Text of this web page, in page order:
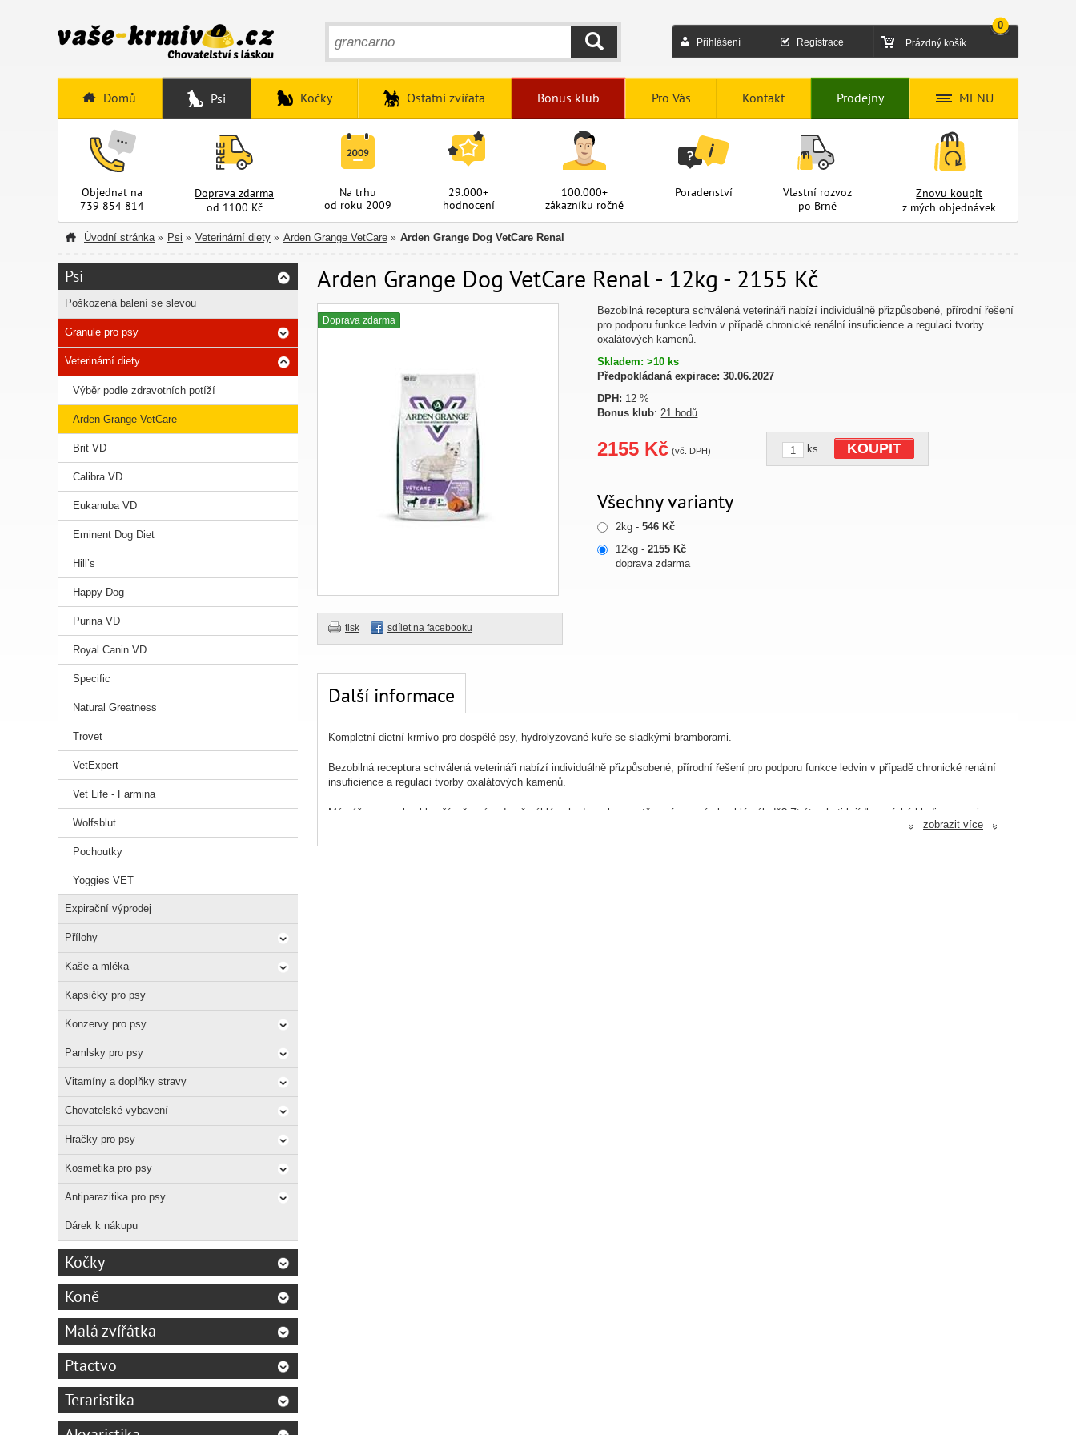
Přihlášení Registrace Prázdný košík
0
HLEDAT
Domů Psi Kočky Ostatní zvířata Bonus klub Pro Vás Kontakt Prodejny MENU
Objednat na
739 854 814
Doprava zdarma
od 1100 Kč
Na trhu
od roku 2009
29.000+
hodnocení
100.000+
zákazníku ročně
Poradenství
Vlastní rozvoz
po Brně
Znovu koupit
z mých objednávek
Úvodní stránka » Psi » Veterinární diety » Arden Grange VetCare » Arden Grange Dog VetCare Renal
Arden Grange Dog VetCare Renal - 12kg - 2155 Kč
Doprava zdarma
tisk sdílet na facebooku
Bezobilná receptura schválená veterináři nabízí individuálně přizpůsobené, přírodní řešení
pro podporu funkce ledvin v případě chronické renální insuficience a regulaci tvorby
oxalátových kamenů.
Skladem: >10 ks
Předpokládaná expirace: 30.06.2027
DPH: 12 %
Bonus klub:21 bodů
2155 Kč (vč. DPH) ks KOUPIT
Všechny varianty
2kg -546 Kč
12kg -2155 Kč
doprava zdarma
Další informace
Kompletní dietní krmivo pro dospělé psy, hydrolyzované kuře se sladkými bramborami.
Bezobilná receptura schválená veterináři nabízí individuálně přizpůsobené, přírodní řešení pro podporu funkce ledvin v případě chronické renální
insuficience a regulaci tvorby oxalátových kamenů.
Má váš pes neobvyklou žízeň, má v domě náhlé nehody, nebo prostě není ve své obvyklé náladě? Ztráta chuti k jídlu a nízká hladina energie
« zobrazit více «
Psi
Poškozená balení se slevou
Granule pro psy
Veterinární diety
Výběr podle zdravotních potíží
Arden Grange VetCare
Brit VD
Calibra VD
Eukanuba VD
Eminent Dog Diet
Hill’s
Happy Dog
Purina VD
Royal Canin VD
Specific
Natural Greatness
Trovet
VetExpert
Vet Life - Farmina
Wolfsblut
Pochoutky
Yoggies VET
Expirační výprodej
Přílohy
Kaše a mléka
Kapsičky pro psy
Konzervy pro psy
Pamlsky pro psy
Vitamíny a doplňky stravy
Chovatelské vybavení
Hračky pro psy
Kosmetika pro psy
Antiparazitika pro psy
Dárek k nákupu
Kočky
Koně
Malá zvířátka
Ptactvo
Teraristika